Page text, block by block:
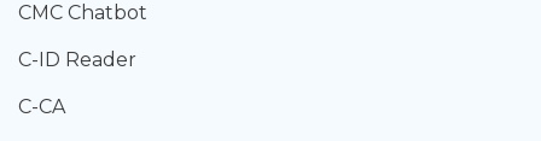
CMC Chatbot
C-ID Reader
C-CA